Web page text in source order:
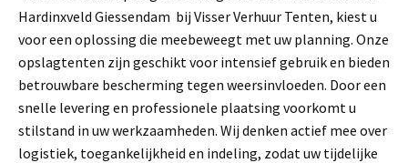
Hardinxveld Giessendam bij Visser Verhuur Tenten, kiest u
voor een oplossing die meebeweegt met uw planning. Onze
opslagtenten zijn geschikt voor intensief gebruik en bieden
betrouwbare bescherming tegen weersinvloeden. Door een
snelle levering en professionele plaatsing voorkomt u
stilstand in uw werkzaamheden. Wij denken actief mee over
logistiek, toegankelijkheid en indeling, zodat uw tijdelijke